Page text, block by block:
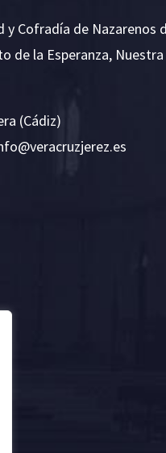
Cofradía de Nazarenos
de la Esperanza,
(Cádiz)
se.ze
rejzu
rcare